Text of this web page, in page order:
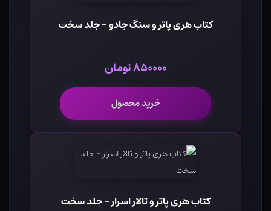
کتاب هری پاتر و سنگ جادو - جلد سخت
۸۵۰۰۰۰ تومان
خرید محصول
کتاب هری پاتر و تالار اسرار - جلد سخت